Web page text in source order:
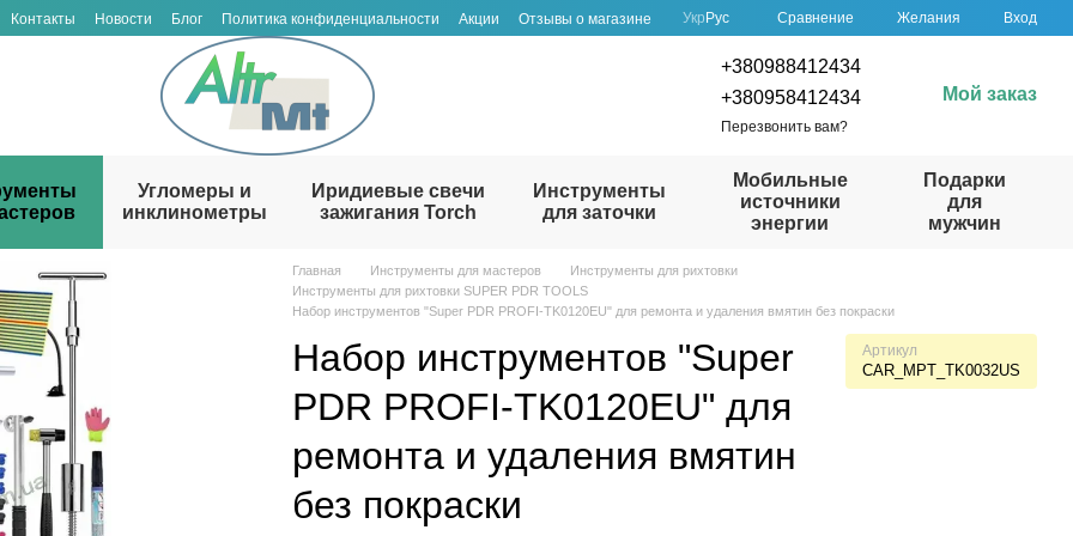
Контакты Новости Блог Политика конфиденциальности Акции
Отзывы о магазине
Укр Рус Сравнение Желания Вход
+380988412434
+380958412434
Перезвонить вам?
Мой заказ
Угломеры и
инклинометры
Иридиевые свечи
зажигания Torch
Инструменты
для заточки
Мобильные
источники
энергии
Подарки
для
мужчин
Главная Инструменты для мастеров
Инструменты для рихтовки
Инструменты для рихтовки SUPER PDR TOOLS
Набор инструментов "Super PDR PROFI-TK0120EU" для ремонта и удаления вмятин без покраски
Набор инструментов "Super
PDR PROFI-TK0120EU" для
ремонта и удаления вмятин
без покраски
Артикул
CAR_MPT_TK0032US